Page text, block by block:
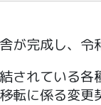
が完成し、令
されている
転に係る変更